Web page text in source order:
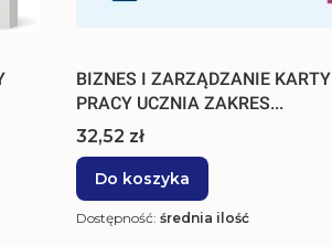
BIZNES I ZARZĄDZANIE KARTY
PRACY UCZNIA ZAKRES...
Cena
32,52 zł
Do koszyka
Dostępność: średnia ilość